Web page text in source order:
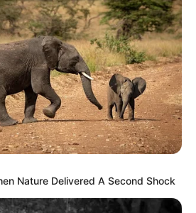
ACCIDENTE
SINIESTRO
MUERTA
INVESTIGACIÓN
ANTIOQUIA
ALERTA
todas las noticias que le
las notificaciones de Alerta.
Nature Delivered A Second Shock